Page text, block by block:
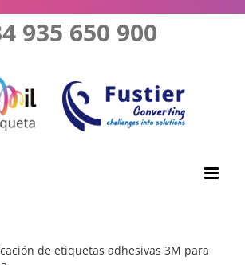
935 650 900
de etiquetas adhesivas 3M para